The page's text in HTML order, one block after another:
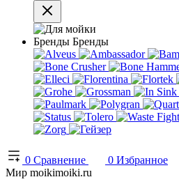
Бренды Бренды
0 Сравнение 0 Избранное
Мир moikimoiki.ru